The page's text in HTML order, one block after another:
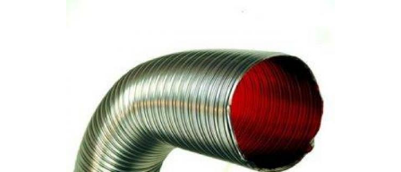
Дом с выходом Дом через потолок
Дом на кухне Устройства в стену